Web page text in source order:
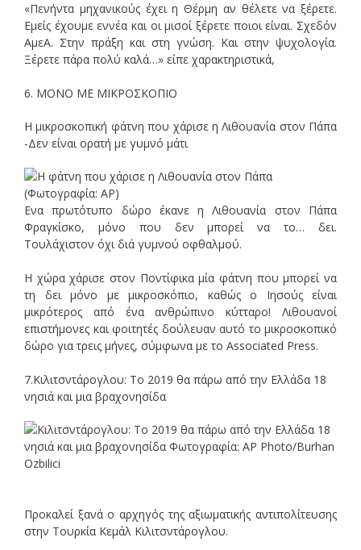
«Πενήντα μηχανικούς έχει η Θέρμη αν θέλετε να ξέρετε.
Εμείς έχουμε εννέα και οι μισοί ξέρετε ποιοι είναι. Σχεδόν
ΑμεΑ. Στην πράξη και στη γνώση. Και στην ψυχολογία.
Ξέρετε πάρα πολύ καλά…» είπε χαρακτηριστικά,
6. ΜΟΝΟ ΜΕ ΜΙΚΡΟΣΚΟΠΙΟ
Η μικροσκοπική φάτνη που χάρισε η Λιθουανία στον Πάπα
-Δεν είναι ορατή με γυμνό μάτι
Ενα πρωτότυπο δώρο έκανε η Λιθουανία στον Πάπα
Φραγκίσκο, μόνο που δεν μπορεί να το… δει.
Τουλάχιστον όχι διά γυμνού οφθαλμού.
Η χώρα χάρισε στον Ποντίφικα μία φάτνη που μπορεί να
τη δει μόνο με μικροσκόπιο, καθώς ο Ιησούς είναι
μικρότερος από ένα ανθρώπινο κύτταρο! Λιθουανοί
επιστήμονες και φοιτητές δούλευαν αυτό το μικροσκοπικό
δώρο για τρεις μήνες, σύμφωνα με το Associated Press.
7.Κιλιτσντάρογλου: Το 2019 θα πάρω από την Ελλάδα 18
νησιά και μια βραχονησίδα
Προκαλεί ξανά ο αρχηγός της αξιωματικής αντιπολίτευσης
στην Τουρκία Κεμάλ Κιλιτσντάρογλου.